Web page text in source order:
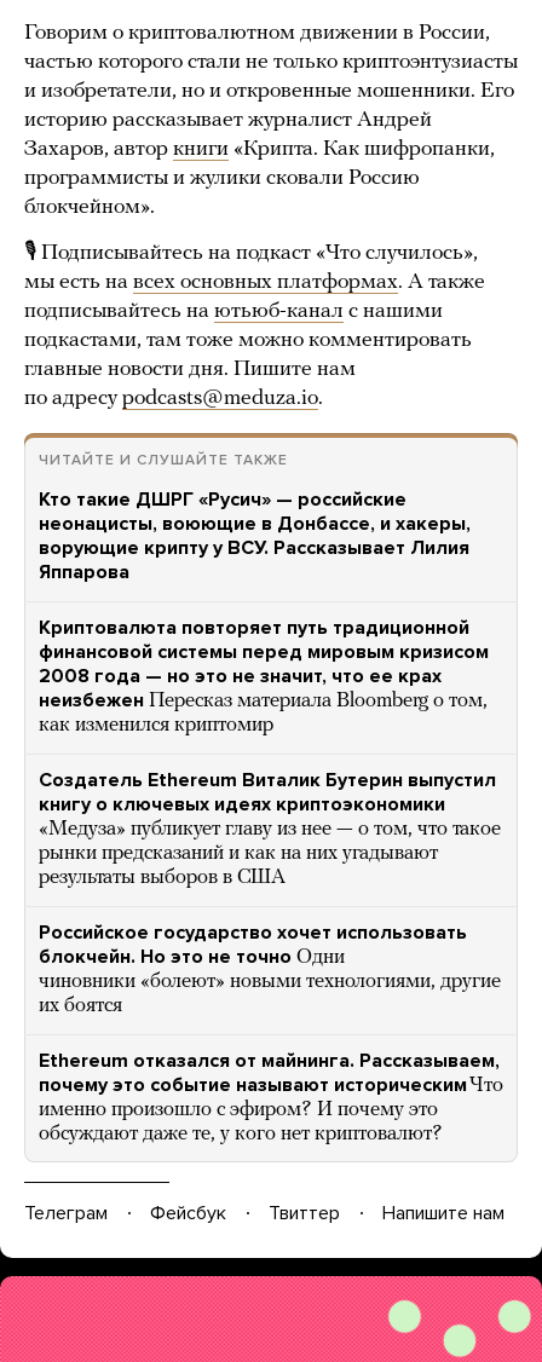
Говорим о криптовалютном движении в России,
частью которого стали не только криптоэнтузиасты
и изобретатели, но и откровенные мошенники. Его
историю рассказывает журналист Андрей
Захаров, автор книги «Крипта. Как шифропанки,
программисты и жулики сковали Россию
блокчейном».
🎙 Подписывайтесь на подкаст «Что случилось»,
мы есть на всех основных платформах. А также
подписывайтесь на ютьюб-канал с нашими
подкастами, там тоже можно комментировать
главные новости дня. Пишите нам
по адресуpodcasts@meduza.io.
ЧИТАЙТЕ И СЛУШАЙТЕ ТАКЖЕ
Кто такие ДШРГ «Русич» — российские
неонацисты, воюющие в Донбассе, и хакеры,
ворующие крипту у ВСУ. Рассказывает Лилия
Яппарова
Криптовалюта повторяет путь традиционной
финансовой системы перед мировым кризисом
2008 года — но это не значит, что ее крах
неизбежен Пересказ материала Bloomberg о том,
как изменился криптомир
Создатель Ethereum Виталик Бутерин выпустил
книгу о ключевых идеях криптоэкономики
«Медуза» публикует главу из нее — о том, что такое
рынки предсказаний и как на них угадывают
результаты выборов в США
Российское государство хочет использовать
блокчейн. Но это не точно Одни
чиновники «болеют» новыми технологиями, другие
их боятся
Ethereum отказался от майнинга. Рассказываем,
почему это событие называют историческимЧто
именно произошло с эфиром? И почему это
обсуждают даже те, у кого нет криптовалют?
Телеграм Фейсбук Твиттер Напишите нам